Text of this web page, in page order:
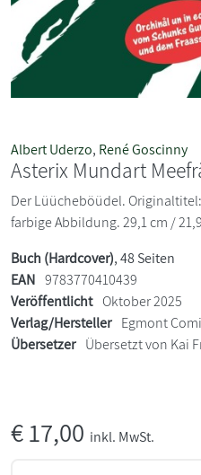
Albert Uderzo, René Goscinny
Asterix Mundart
Der Lüücheböüdel.
farbige Abbildung. 29,1 cm /
Buch (Hardcover), 48 Seiten
EAN 9783770410439
Veröffentlicht Oktober 2025
Verlag/Hersteller Egmont
Übersetzer Übersetzt von Kai
€17,00 inkl. MwSt.